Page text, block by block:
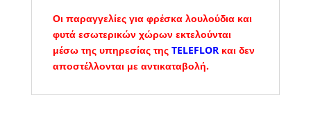
Οι παραγγελίες για φρέσκα λουλούδια και
φυτά εσωτερικών χώρων εκτελούνται
μέσω της υπηρεσίας της TELEFLORκαι δεν
αποστέλλονται με αντικαταβολή.